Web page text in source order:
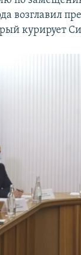
возглавил
курирует